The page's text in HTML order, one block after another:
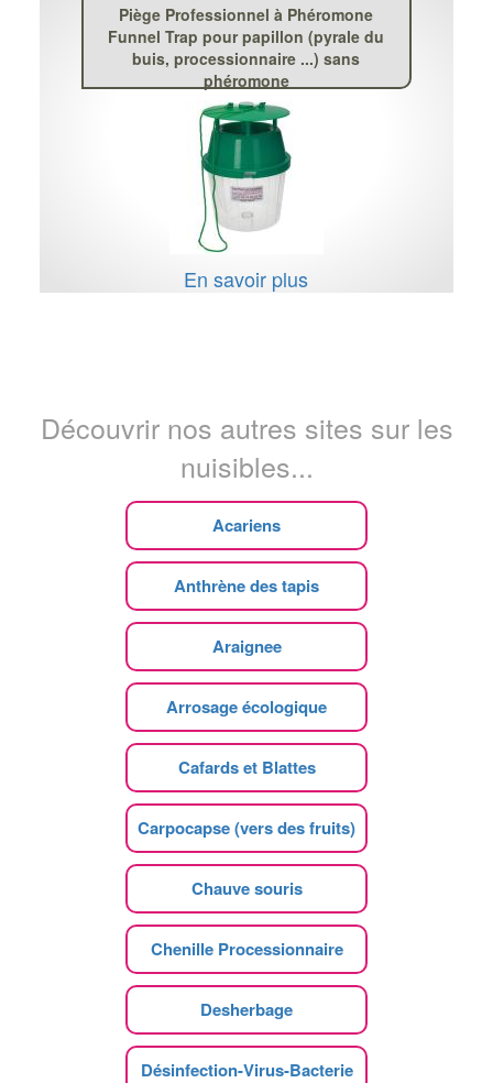
Piège Professionnel à Phéromone
Funnel Trap pour papillon (pyrale du
buis, processionnaire ...) sans
phéromone
En savoir plus
Découvrir nos autres sites sur les
nuisibles...
Acariens
Anthrène des tapis
Araignee
Arrosage écologique
Cafards et Blattes
Carpocapse (vers des fruits)
Chauve souris
Chenille Processionnaire
Desherbage
Désinfection-Virus-Bacterie